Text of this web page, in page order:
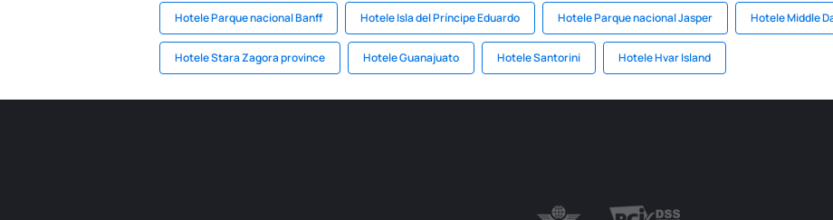
Hotele Parque nacional Banff Hotele Isla del Príncipe Eduardo Hotele Parque nacional Jasper Hotele Middle
Hotele Stara Zagora province Hotele Guanajuato Hotele Santorini Hotele Hvar Island